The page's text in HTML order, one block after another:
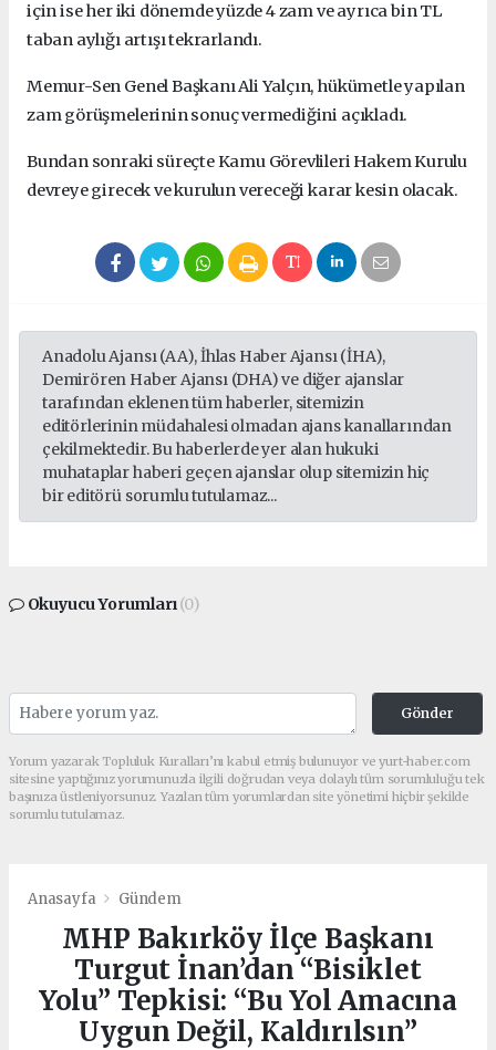
için ise her iki dönemde yüzde 4 zam ve ayrıca bin TL
taban aylığı artışı tekrarlandı.
Memur-Sen Genel Başkanı Ali Yalçın, hükümetle yapılan
zam görüşmelerinin sonuç vermediğini açıkladı.
Bundan sonraki süreçte Kamu Görevlileri Hakem Kurulu
devreye girecek ve kurulun vereceği karar kesin olacak.
Anadolu Ajansı (AA), İhlas Haber Ajansı (İHA),
Demirören Haber Ajansı (DHA) ve diğer ajanslar
tarafından eklenen tüm haberler, sitemizin
editörlerinin müdahalesi olmadan ajans kanallarından
çekilmektedir. Bu haberlerde yer alan hukuki
muhataplar haberi geçen ajanslar olup sitemizin hiç
bir editörü sorumlu tutulamaz...
Okuyucu Yorumları(0)
Gönder
Yorum yazarak Topluluk Kuralları’nı kabul etmiş bulunuyor ve yurt-haber.com
sitesine yaptığınız yorumunuzla ilgili doğrudan veya dolaylı tüm sorumluluğu tek
başınıza üstleniyorsunuz. Yazılan tüm yorumlardan site yönetimi hiçbir şekilde
sorumlu tutulamaz.
Anasayfa Gündem
MHP Bakırköy İlçe Başkanı
Turgut İnan’dan “Bisiklet
Yolu” Tepkisi: “Bu Yol Amacına
Uygun Değil, Kaldırılsın”